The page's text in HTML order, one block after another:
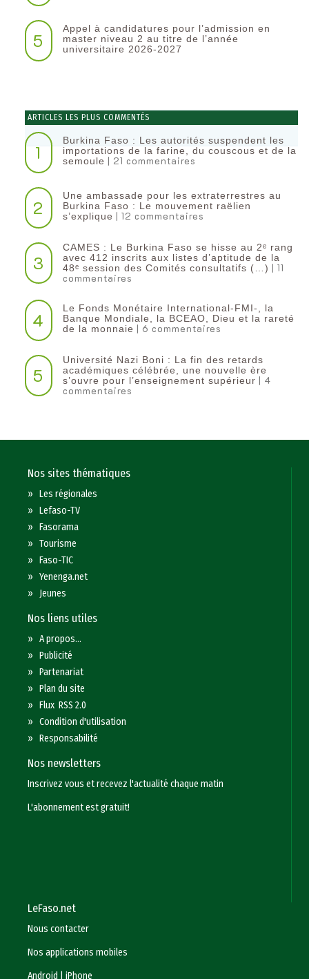
5
Appel à candidatures pour l’admission en
master niveau 2 au titre de l’année
universitaire 2026-2027
ARTICLES LES PLUS COMMENTÉS
1
Burkina Faso : Les autorités suspendent les
importations de la farine, du couscous et de la
semoule | 21 commentaires
2
Une ambassade pour les extraterrestres au
Burkina Faso : Le mouvement raëlien
s’explique | 12 commentaires
3
CAMES : Le Burkina Faso se hisse au 2ᵉ rang
avec 412 inscrits aux listes d’aptitude de la
48ᵉ session des Comités consultatifs (…) | 11
commentaires
4
Le Fonds Monétaire International-FMI-, la
Banque Mondiale, la BCEAO, Dieu et la rareté
de la monnaie | 6 commentaires
5
Université Nazi Boni : La fin des retards
académiques célébrée, une nouvelle ère
s’ouvre pour l’enseignement supérieur | 4
commentaires
Nos sites thématiques
»Les régionales
»Lefaso-TV
»Fasorama
»Tourisme
»Faso-TIC
»Yenenga.net
» Jeunes
Nos liens utiles
»A propos...
»Publicité
»Partenariat
»Plan du site
»Flux RSS 2.0
»Condition d'utilisation
»Responsabilité
Nos newsletters
Inscrivez vous et recevez l'actualité chaque matin
L'abonnement est gratuit!
LeFaso.net
Nous contacter
Nos applications mobiles
Android
|iPhone